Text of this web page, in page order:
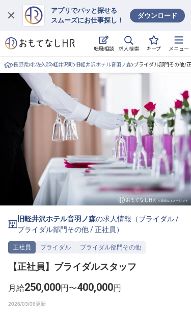
アプリでパッと探せる
スムーズにお仕事探し！
ダウンロード
転職相談 求人検索 キープ メニュー
ログイン
求人・施設を探す
キープした求人
就職・転職 合同説明会
おもてなしHRについて
ご利用の流れ
よくある質問
ホテル・宿泊業界情報コラム
無料 転職サポートに申し込む
採用をお考えの企業様へ
長野県 北佐久郡 軽井沢町 旧軽井沢ホテル音羽ノ森 ブライダル部門その他/
旧軽井沢ホテル音羽ノ森の求人情報（ブライダル/
ブライダル部門その他/正社員 ）
正社員 ブライダル ブライダル部門その他
【正社員】ブライダルスタッフ
月給250,000円〜400,000円